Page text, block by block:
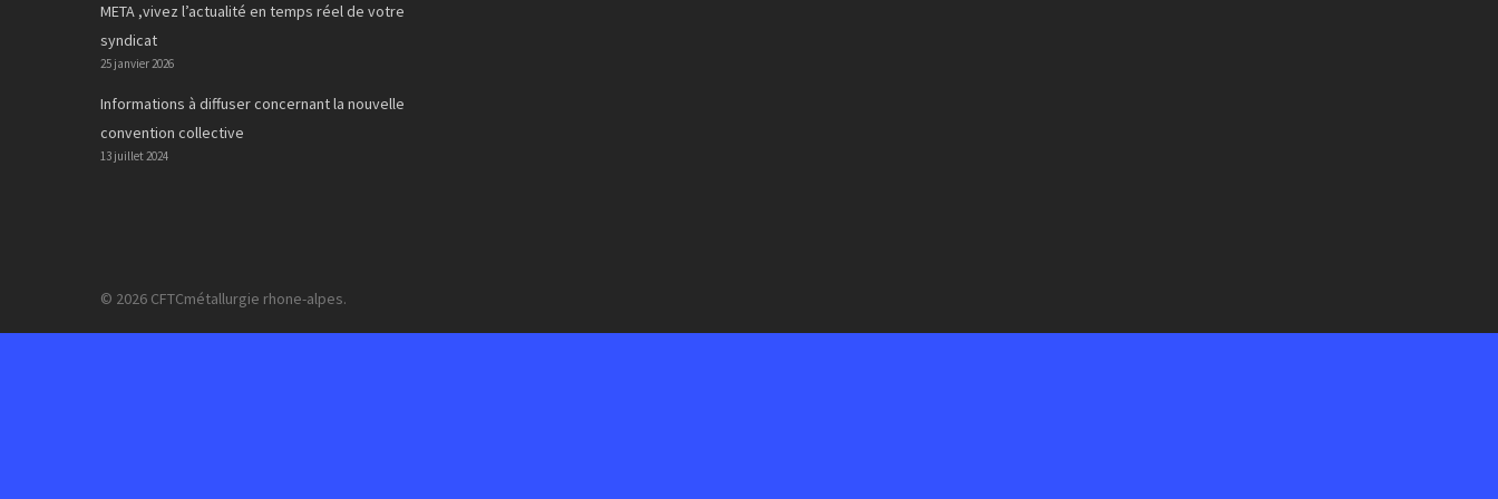
META ,vivez l’actualité en temps réel de votre
syndicat
25 janvier 2026
Informations à diffuser concernant la nouvelle
convention collective
13 juillet 2024
© 2026 CFTCmétallurgie rhone-alpes.